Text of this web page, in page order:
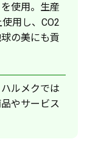
使用。生産
用し、CO2
の美にも貢
ルメクでは
やサービス